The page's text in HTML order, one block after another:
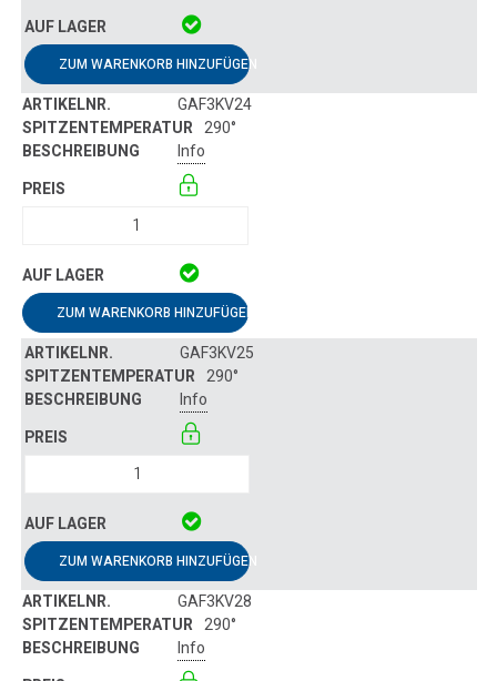
ZUM WARENKORB HINZUFÜGEN
GAF3KV24
290°
Info
ZUM WARENKORB HINZUFÜGEN
GAF3KV25
290°
Info
ZUM WARENKORB HINZUFÜGEN
GAF3KV28
290°
Info